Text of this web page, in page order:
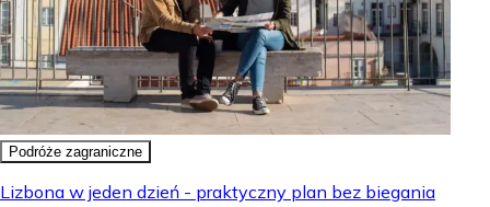
Podróże zagraniczne
Lizbona w jeden dzień - praktyczny plan bez biegania